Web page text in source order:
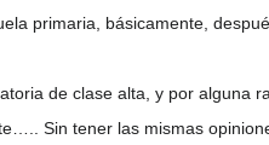
primaria, básicamente,
de clase alta, y por alguna
Sin tener las mismas